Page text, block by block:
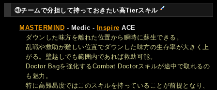
③チームで分担して持っておきたい高Tierスキル
MASTERMIND - Medic - Inspire ACE
ダウンした味方を離れた位置から瞬時に蘇生できる。
乱戦や救助が難しい位置でダウンした味方の生存率が大きく上
がる。壁越しでも範囲内であれば救助可能。
Doctor Bagを強化するCombat Doctorスキルが途中で取れるの
も魅力。
特に高難易度ではこのスキルを持っていることが前提となり、